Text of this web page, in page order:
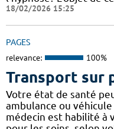
18/02/2026 15:25
PAGES
relevance: 100%
Transport sur
Votre état de santé
ambulance ou
médecin est habilité à